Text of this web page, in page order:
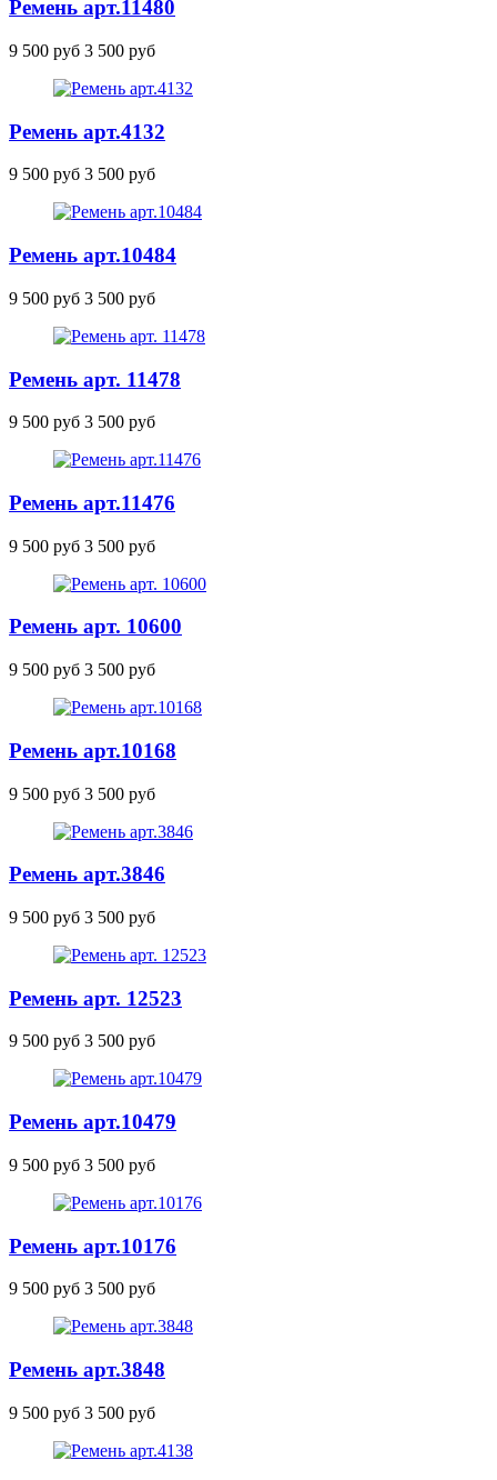
Ремень арт.11480
9 500 руб 3 500 руб
Ремень арт.4132
9 500 руб 3 500 руб
Ремень арт.10484
9 500 руб 3 500 руб
Ремень арт. 11478
9 500 руб 3 500 руб
Ремень арт.11476
9 500 руб 3 500 руб
Ремень арт. 10600
9 500 руб 3 500 руб
Ремень арт.10168
9 500 руб 3 500 руб
Ремень арт.3846
9 500 руб 3 500 руб
Ремень арт. 12523
9 500 руб 3 500 руб
Ремень арт.10479
9 500 руб 3 500 руб
Ремень арт.10176
9 500 руб 3 500 руб
Ремень арт.3848
9 500 руб 3 500 руб